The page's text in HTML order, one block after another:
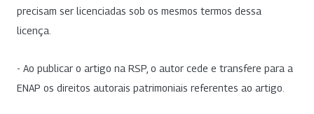
precisam ser licenciadas sob os mesmos termos dessa
licença.
- Ao publicar o artigo na RSP, o autor cede e transfere para a
ENAP os direitos autorais patrimoniais referentes ao artigo.